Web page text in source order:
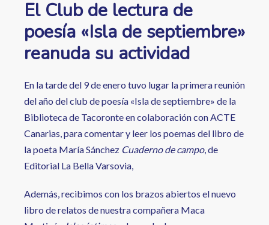
El Club de lectura de
poesía «Isla de septiembre»
reanuda su actividad
En la tarde del 9 de enero tuvo lugar la primera reunión
del año del club de poesía «Isla de septiembre» de la
Biblioteca de Tacoronte en colaboración con ACTE
Canarias, para comentar y leer los poemas del libro de
la poeta María Sánchez Cuaderno de campo, de
Editorial La Bella Varsovia,
Además, recibimos con los brazos abiertos el nuevo
libro de relatos de nuestra compañera Maca